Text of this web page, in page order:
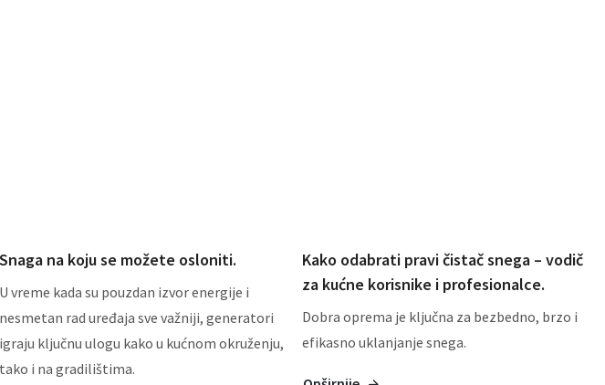
Snaga na koju se možete osloniti.
U vreme kada su pouzdan izvor energije i
nesmetan rad uređaja sve važniji, generatori
igraju ključnu ulogu kako u kućnom okruženju,
tako i na gradilištima.
Kako odabrati pravi čistač snega – vodič
za kućne korisnike i profesionalce.
Dobra oprema je ključna za bezbedno, brzo i
efikasno uklanjanje snega.